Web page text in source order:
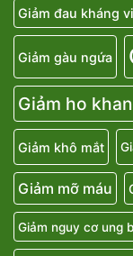
Giảm đau kháng
Giảm gàu ngứa
Giảm ho khan
Giảm khô mắt
Giảm mỡ máu
Giảm nguy cơ ung